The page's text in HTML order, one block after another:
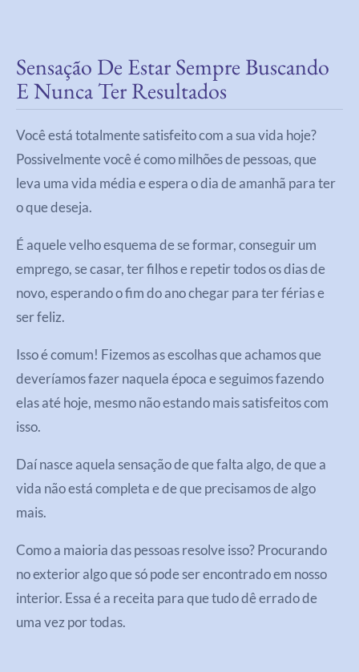
Sensação De Estar Sempre Buscando
E Nunca Ter Resultados
Você está totalmente satisfeito com a sua vida hoje?
Possivelmente você é como milhões de pessoas, que
leva uma vida média e espera o dia de amanhã para ter
o que deseja.
É aquele velho esquema de se formar, conseguir um
emprego, se casar, ter filhos e repetir todos os dias de
novo, esperando o fim do ano chegar para ter férias e
ser feliz.
Isso é comum! Fizemos as escolhas que achamos que
deveríamos fazer naquela época e seguimos fazendo
elas até hoje, mesmo não estando mais satisfeitos com
isso.
Daí nasce aquela sensação de que falta algo, de que a
vida não está completa e de que precisamos de algo
mais.
Como a maioria das pessoas resolve isso? Procurando
no exterior algo que só pode ser encontrado em nosso
interior. Essa é a receita para que tudo dê errado de
uma vez por todas.